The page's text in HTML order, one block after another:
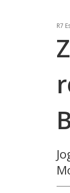
R7